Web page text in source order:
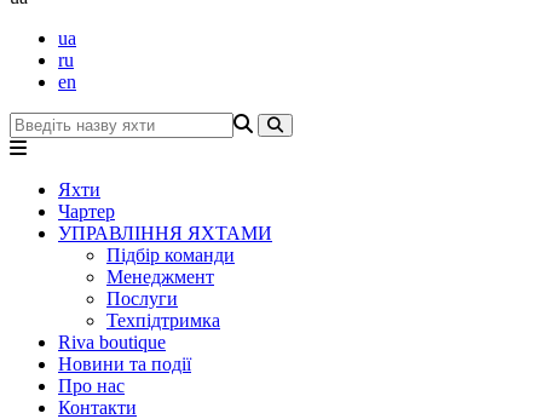
ua
ru
en
Яхти
Чартер
УПРАВЛІННЯ ЯХТАМИ
Підбір команди
Менеджмент
Послуги
Техпідтримка
Riva boutique
Новини та події
Про нас
Контакти